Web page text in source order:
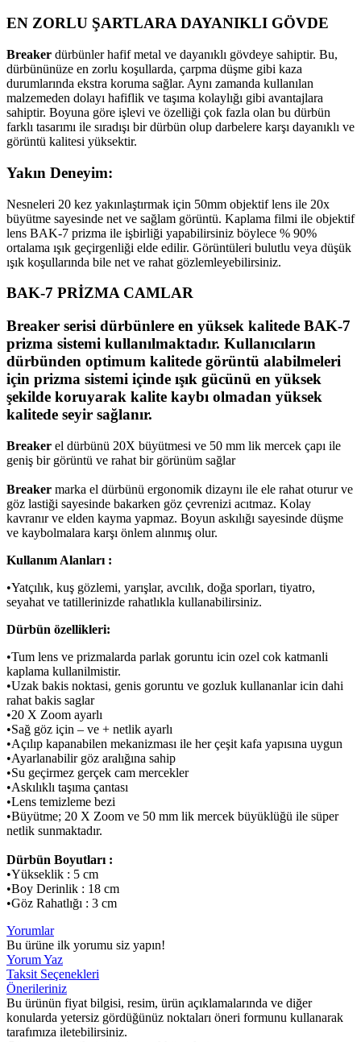
EN ZORLU ŞARTLARA DAYANIKLI GÖVDE
Breaker dürbünler hafif metal ve dayanıklı gövdeye sahiptir. Bu,
dürbününüze en zorlu koşullarda, çarpma düşme gibi kaza
durumlarında ekstra koruma sağlar. Aynı zamanda kullanılan
malzemeden dolayı hafiflik ve taşıma kolaylığı gibi avantajlara
sahiptir. Boyuna göre işlevi ve özelliği çok fazla olan bu dürbün
farklı tasarımı ile sıradışı bir dürbün olup darbelere karşı dayanıklı ve
görüntü kalitesi yüksektir.
Yakın Deneyim:
Nesneleri 20 kez yakınlaştırmak için 50mm objektif lens ile 20x
büyütme sayesinde net ve sağlam görüntü. Kaplama filmi ile objektif
lens BAK-7 prizma ile işbirliği yapabilirsiniz böylece % 90%
ortalama ışık geçirgenliği elde edilir. Görüntüleri bulutlu veya düşük
ışık koşullarında bile net ve rahat gözlemleyebilirsiniz.
BAK-7 PRİZMA CAMLAR
Breaker serisi dürbünlere en yüksek kalitede BAK-7
prizma sistemi kullanılmaktadır. Kullanıcıların
dürbünden optimum kalitede görüntü alabilmeleri
için prizma sistemi içinde ışık gücünü en yüksek
şekilde koruyarak kalite kaybı olmadan yüksek
kalitede seyir sağlanır.
Breaker el dürbünü 20X büyütmesi ve 50 mm lik mercek çapı ile
geniş bir görüntü ve rahat bir görünüm sağlar
Breaker marka el dürbünü ergonomik dizaynı ile ele rahat oturur ve
göz lastiği sayesinde bakarken göz çevrenizi acıtmaz. Kolay
kavranır ve elden kayma yapmaz. Boyun askılığı sayesinde düşme
ve kaybolmalara karşı önlem alınmış olur.
Kullanım Alanları :
•Yatçılık, kuş gözlemi, yarışlar, avcılık, doğa sporları, tiyatro,
seyahat ve tatillerinizde rahatlıkla kullanabilirsiniz.
Dürbün özellikleri:
•Tum lens ve prizmalarda parlak goruntu icin ozel cok katmanli
kaplama kullanilmistir.
•Uzak bakis noktasi, genis goruntu ve gozluk kullananlar icin dahi
rahat bakis saglar
•20 X Zoom ayarlı
•Sağ göz için – ve + netlik ayarlı
•Açılıp kapanabilen mekanizması ile her çeşit kafa yapısına uygun
•Ayarlanabilir göz aralığına sahip
•Su geçirmez gerçek cam mercekler
•Askılıklı taşıma çantası
•Lens temizleme bezi
•Büyütme; 20 X Zoom ve 50 mm lik mercek büyüklüğü ile süper
netlik sunmaktadır.
Dürbün Boyutları :
•Yükseklik : 5 cm
•Boy Derinlik : 18 cm
•Göz Rahatlığı : 3 cm
Yorumlar
Bu ürüne ilk yorumu siz yapın!
Yorum Yaz
Taksit Seçenekleri
Önerileriniz
Bu ürünün fiyat bilgisi, resim, ürün açıklamalarında ve diğer
konularda yetersiz gördüğünüz noktaları öneri formunu kullanarak
tarafımıza iletebilirsiniz.